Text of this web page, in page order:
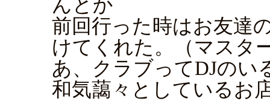
んとか
前回行った時はお友達
けてくれた。（マスタ
あ、クラブってDJのい
和気藹々としているお